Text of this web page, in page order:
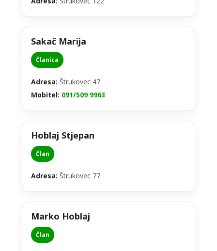
Sakač Marija
Članica
Adresa: Štrukovec 47
Mobitel: 091/509 9963
Hoblaj Stjepan
Član
Adresa: Štrukovec 77
Marko Hoblaj
Član